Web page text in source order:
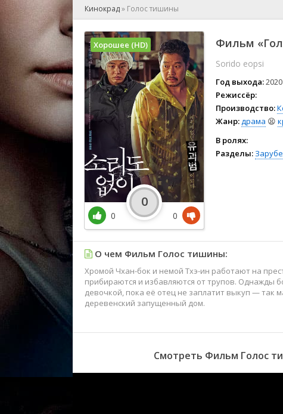
🕺 Мюзикл
👨‍💻 Реальное
🎤 Ток-шоу
🧙‍♀️ Фантастика
🏅 Церемония
Кинокрад» Голос тишины
Фильм
Sorido eopsi
Год выхода:2020
Режиссёр:
Производство:
Жанр:драма 😫
В ролях:
Разделы:
Хорошее (HD)
0
0
0
О чем Фильм Голос тишины:
Хромой Чхан-бок и немой Тхэ-ин работают на
прибираются и избавляются от трупов. Однажды
девочкой, пока её отец не заплатит выкуп — так
деревенский запущенный дом.
Смотреть Фильм Голос